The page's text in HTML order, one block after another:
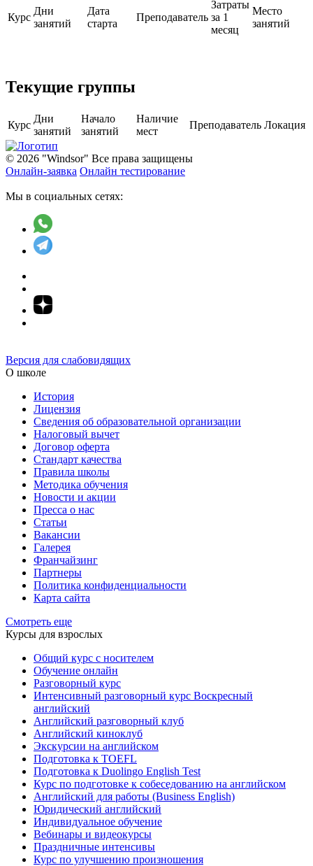
Курс
Дни
занятий
Дата
старта
Преподаватель
Затраты
за 1
месяц
Место
занятий
Текущие группы
Курс
Дни
занятий
Начало
занятий
Наличие
мест
Преподаватель Локация
© 2026 "Windsor" Все права защищены
Онлайн-заявка Онлайн тестирование
Мы в социальных сетях:
Версия для слабовидящих
О школе
История
Лицензия
Сведения об образовательной организации
Налоговый вычет
Договор оферта
Стандарт качества
Правила школы
Методика обучения
Новости и акции
Пресса о нас
Статьи
Вакансии
Галерея
Франчайзинг
Партнеры
Политика конфиденциальности
Карта сайта
Смотреть еще
Курсы для взрослых
Общий курс с носителем
Обучение онлайн
Разговорный курс
Интенсивный разговорный курс Воскресный
английский
Английский разговорный клуб
Английский киноклуб
Экскурсии на английском
Подготовка к TOEFL
Подготовка к Duolingo English Test
Курс по подготовке к собеседованию на английском
Английский для работы (Business English)
Юридический английский
Индивидуальное обучение
Вебинары и видеокурсы
Праздничные интенсивы
Курс по улучшению произношения